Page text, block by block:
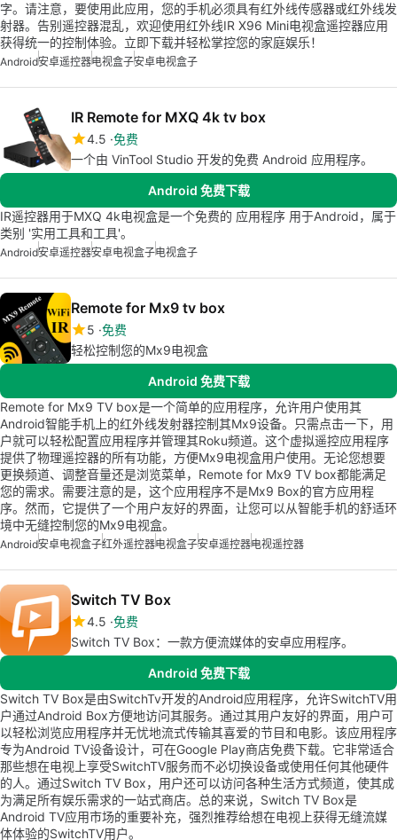
字。请注意，要使用此应用，您的手机必须具有红外线传感器或红外线发
射器。告别遥控器混乱，欢迎使用红外线IR X96 Mini电视盒遥控器应用
获得统一的控制体验。立即下载并轻松掌控您的家庭娱乐！
Android安卓遥控器电视盒子安卓电视盒子
IR Remote for MXQ 4k tv box
4.5 免费
一个由 VinTool Studio 开发的免费 Android 应用程序。
Android 免费下载
IR遥控器用于MXQ 4k电视盒是一个免费的 应用程序 用于Android，属于
类别 '实用工具和工具'。
Android安卓遥控器安卓电视盒子电视盒子
Remote for Mx9 tv box
5 免费
轻松控制您的Mx9电视盒
Android 免费下载
Remote for Mx9 TV box是一个简单的应用程序，允许用户使用其
Android智能手机上的红外线发射器控制其Mx9设备。只需点击一下，用
户就可以轻松配置应用程序并管理其Roku频道。这个虚拟遥控应用程序
提供了物理遥控器的所有功能，方便Mx9电视盒用户使用。无论您想要
更换频道、调整音量还是浏览菜单，Remote for Mx9 TV box都能满足
您的需求。需要注意的是，这个应用程序不是Mx9 Box的官方应用程
序。然而，它提供了一个用户友好的界面，让您可以从智能手机的舒适环
境中无缝控制您的Mx9电视盒。
Android安卓电视盒子红外遥控器电视盒子安卓遥控器电视遥控器
Switch TV Box
4.5 免费
Switch TV Box：一款方便流媒体的安卓应用程序。
Android 免费下载
Switch TV Box是由SwitchTv开发的Android应用程序，允许SwitchTV用
户通过Android Box方便地访问其服务。通过其用户友好的界面，用户可
以轻松浏览应用程序并无忧地流式传输其喜爱的节目和电影。该应用程序
专为Android TV设备设计，可在Google Play商店免费下载。它非常适合
那些想在电视上享受SwitchTV服务而不必切换设备或使用任何其他硬件
的人。通过Switch TV Box，用户还可以访问各种生活方式频道，使其成
为满足所有娱乐需求的一站式商店。总的来说，Switch TV Box是
Android TV应用市场的重要补充，强烈推荐给想在电视上获得无缝流媒
体体验的SwitchTV用户。